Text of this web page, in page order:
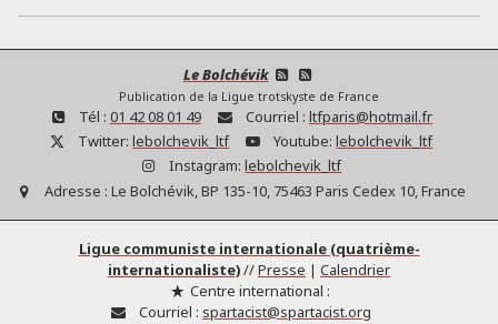
Le Bolchévik
Publication de la Ligue trotskyste de France
Tél : 01 42 08 01 49 Courriel : ltfparis@hotmail.fr
Twitter: lebolchevik_ltf Youtube: lebolchevik_ltf
Instagram: lebolchevik_ltf
Adresse : Le Bolchévik, BP 135-10, 75463 Paris Cedex 10, France
Ligue communiste internationale (quatrième-
internationaliste)//Presse | Calendrier
Centre international :
Courriel : spartacist@spartacist.org